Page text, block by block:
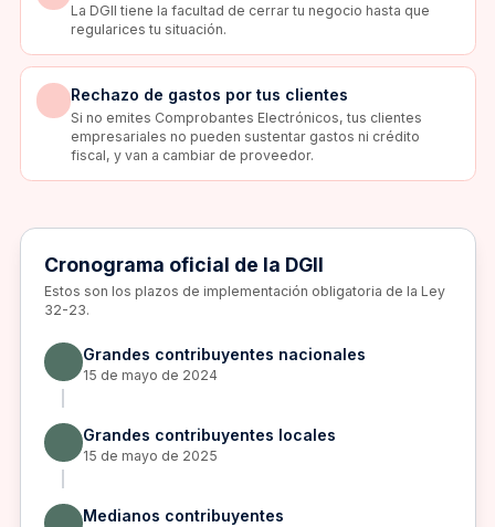
La DGII tiene la facultad de cerrar tu negocio hasta que
regularices tu situación.
Rechazo de gastos por tus clientes
Si no emites Comprobantes Electrónicos, tus clientes
empresariales no pueden sustentar gastos ni crédito
fiscal, y van a cambiar de proveedor.
Cronograma oficial de la DGII
Estos son los plazos de implementación obligatoria de la Ley
32-23.
Grandes contribuyentes nacionales
15 de mayo de 2024
Grandes contribuyentes locales
15 de mayo de 2025
Medianos contribuyentes